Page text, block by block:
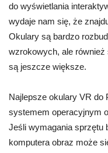
do wyświetlania
wydaje nam się, że
Okulary są bardzo
wzrokowych, ale również
są jeszcze większe.
Najlepsze okulary VR do
systemem operacyjnym
Jeśli wymagania sprzętu
komputera obraz może